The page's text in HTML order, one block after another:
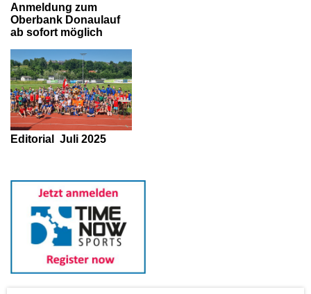
Anmeldung zum
Oberbank Donaulauf
ab sofort möglich
Editorial Juli 2025